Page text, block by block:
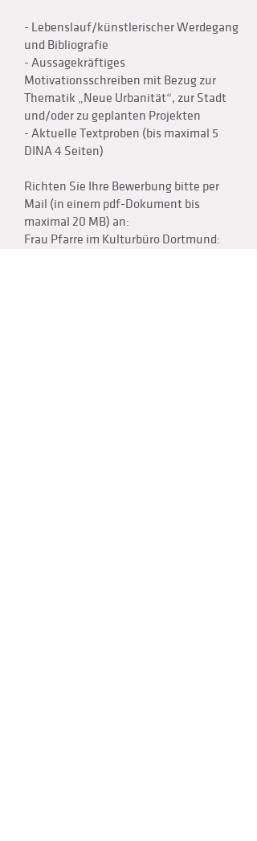
- Lebenslauf/künstlerischer Werdegang
und Bibliografie
- Aussagekräftiges
Motivationsschreiben mit Bezug zur
Thematik „Neue Urbanität“, zur Stadt
und/oder zu geplanten Projekten
- Aktuelle Textproben (bis maximal 5
DINA 4 Seiten)
Richten Sie Ihre Bewerbung bitte per
Mail (in einem pdf-Dokument bis
maximal 20 MB) an:
Frau Pfarre im Kulturbüro Dortmund: